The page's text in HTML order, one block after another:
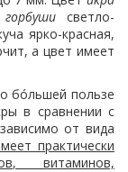
светло-
ярко-красная,
а цвет имеет
бóльшей пользе
в сравнении с
от вида
практически
витаминов,